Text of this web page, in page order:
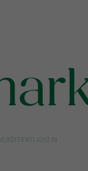
VERÖFFENTLICHT IN